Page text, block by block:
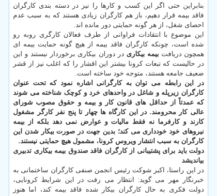
بنابراین حتی اگر این کسب و کارها را نیز در دسته بندی کارگران
فاقد بیمه قرار دهیم، باز هم کارگران زیادی هستند که به سبب عدم
احصای شغل، از هر گونه حمایتی دور مانده اند.
این موضوع با انتقادات فراوانی از طرف فعالان کارگری روبه رو
شده است، چونکه کارگران فاقد بیمه از هیچ گونه حمایت بیمه ای
همچون دریافت بیمه بیکاری در دوران بیکاری برخوردار نیستند و این
در حالیست که تبعات کرونا بیشتر این اقشار را که اغلب نیز از قشر
ضعیف جامعه هستند، متوجه خود ساخته است.
در این رابطه می توان به کارگرانی اشاره نمود که تحت عنوان
کارگران زیرپله و شاغل در واحدهای خرد و کوچک شناخته می شوند
که عمدتاً از حداقل های قانون کار و بیمه و حقوق مصوب شورای
عالی کار محرومند. در این کارگاه ها چهار تا پنج نفر کارگر مشغول
کارند و کارفرما نه فقط مالیات و عوارض نمی دهد بلکه از بیمه
نیروهای خود خودداری می کند؛ بدین جهت در صورت بیکار شدن این
کارگران به سبب انتشار ویروس کرونا، مشمول هیچ حمایتی نیستند.
دولت باید برای پشتیبانی از کارگران فاقد صندوق بیمه بیکاری تدبیری
بیاندیشد
در این راستا، اکبر شوکت رئیس انجمن صنفی کارگران ساختمانی به
خبرنگار مهر می گوید: انتظار می رفت در این شرایط کرونایی،
دولت فکری به حال کارگران بیکار شده فاقد بیمه کند، اما هنوز